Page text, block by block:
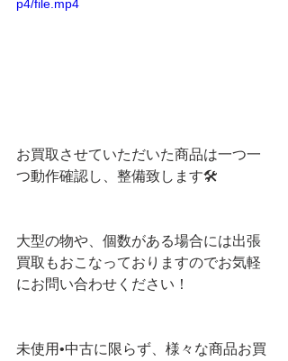
p4/file.mp4
お買取させていただいた商品は一つ一
つ動作確認し、整備致します🛠
大型の物や、個数がある場合には出張
買取もおこなっておりますのでお気軽
にお問い合わせください！
未使用•中古に限らず、様々な商品お買